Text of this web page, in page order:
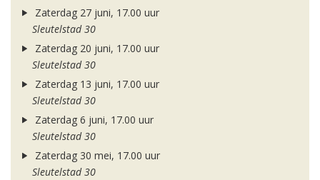
Zaterdag 27 juni, 17.00 uur
Sleutelstad 30
Zaterdag 20 juni, 17.00 uur
Sleutelstad 30
Zaterdag 13 juni, 17.00 uur
Sleutelstad 30
Zaterdag 6 juni, 17.00 uur
Sleutelstad 30
Zaterdag 30 mei, 17.00 uur
Sleutelstad 30